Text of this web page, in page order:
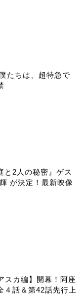
たちは、超特急で
と2人の秘密』ゲス
が決定！最新映像
スカ編】開幕！阿座
４話＆第42話先行上